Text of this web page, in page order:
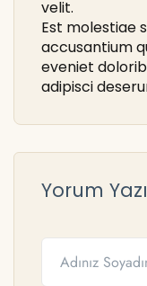
velit.
Est molestiae
accusantium
eveniet
adipisci
Yorum